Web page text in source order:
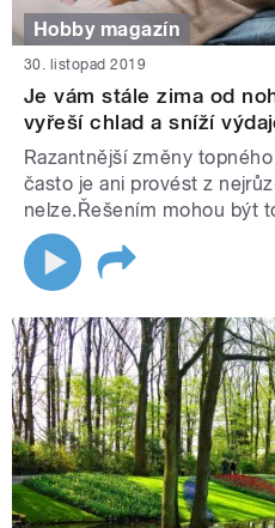
Hobby magazín
30. listopad 2019
Je vám stále zima od
vyřeší chlad a sníží
Razantnější změny
často je ani provést z
nelze.Řešením mohou být